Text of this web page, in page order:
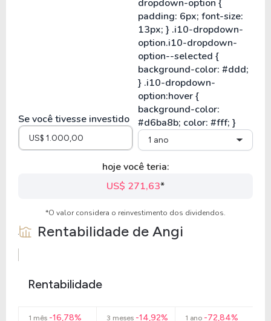
Se você tivesse investido
1 ano
hoje você teria:
US$ 271,63*
*O valor considera o reinvestimento dos dividendos.
Rentabilidade de Angi
Rentabilidade
1 mês -16,78% 3 meses -14,92% 1 ano-72,84%